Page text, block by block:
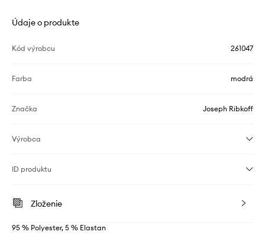
Údaje o produkte
Kód výrobcu 261047
Farba modrá
Značka Joseph Ribkoff
Výrobca
ID produktu
Zloženie
95 % Polyester, 5 % Elastan